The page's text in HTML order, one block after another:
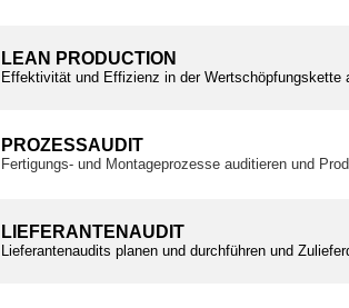
LEAN PRODUCTION
Effektivität und Effizienz in der Wertschöpfungskette
PROZESSAUDIT
Fertigungs- und Montageprozesse auditieren und
LIEFERANTENAUDIT
Lieferantenaudits planen und durchführen und